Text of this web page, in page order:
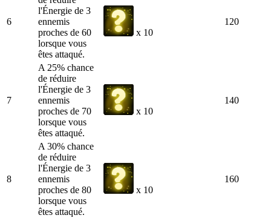
6
l'Énergie de 3
ennemis
proches de 60
lorsque vous
êtes attaqué.
x 10
120
7
A 25% chance
de réduire
l'Énergie de 3
ennemis
proches de 70
lorsque vous
êtes attaqué.
x 10
140
8
A 30% chance
de réduire
l'Énergie de 3
ennemis
proches de 80
lorsque vous
êtes attaqué.
x 10
160